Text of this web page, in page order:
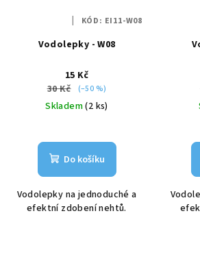
Vodolepky - W08
15 Kč
30 Kč
(–50 %)
Skladem(2 ks)
Do košíku
Vodolepky na jednoduché a
efektní zdobení nehtů.
KÓD: EI11-W08